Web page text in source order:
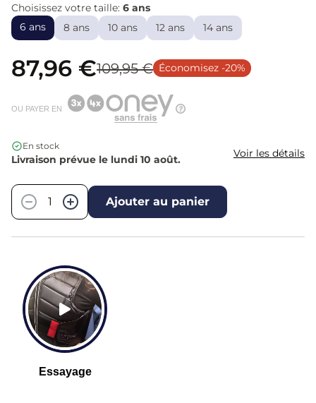
Choisissez votre taille: 6 ans
6 ans
8 ans 10 ans 12 ans 14 ans
87,96 €109,95 € Économisez -20%
OU PAYER EN
En stock
Livraison prévue le lundi 10 août. Voir les détails
−
+ Ajouter au panier